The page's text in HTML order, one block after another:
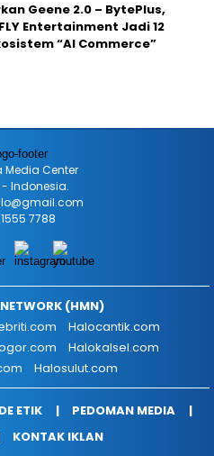
Geene 2.0 – BytePlus,
Entertainment Jadi 12
“AI Commerce”
Media Center
Indonesia.
7788
(HMN)
Halocantik.com
Halokalsel.com
Halosulut.com
ETIK
PEDOMAN MEDIA
KONTAK IKLAN